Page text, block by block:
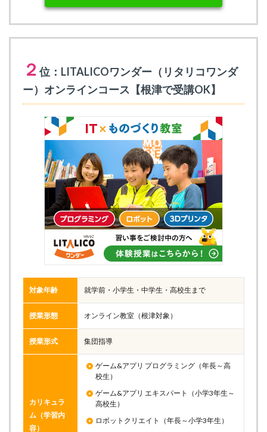
２ 位：LITALICOワンダー（リタリコワンダ
ー）オンラインコース【根津で受講OK】
対象年齢 就学前・小学生・中学生・高校生まで
授業形態 オンライン教室（根津対象）
授業形式 集団指導
カリキュラ
ム（学習内
容）
ゲーム&アプリ プログラミング（年長～高
校生）
ゲーム&アプリ エキスパート（小学3年生～
高校生）
ロボットクリエイト（年長～小学3年生）